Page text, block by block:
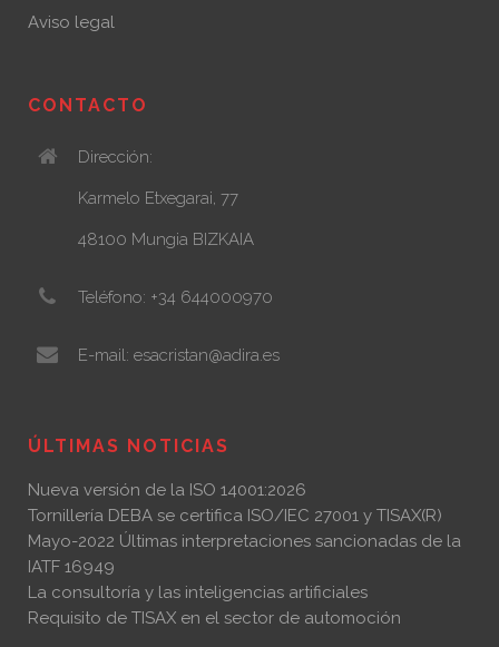
Aviso legal
CONTACTO
Dirección:
Karmelo Etxegarai, 77
48100 Mungia BIZKAIA
Teléfono: +34 644000970
E-mail: esacristan@adira.es
ÚLTIMAS NOTICIAS
Nueva versión de la ISO 14001:2026
Tornillería DEBA se certifica ISO/IEC 27001 y TISAX(R)
Mayo-2022 Últimas interpretaciones sancionadas de la
IATF 16949
La consultoría y las inteligencias artificiales
Requisito de TISAX en el sector de automoción